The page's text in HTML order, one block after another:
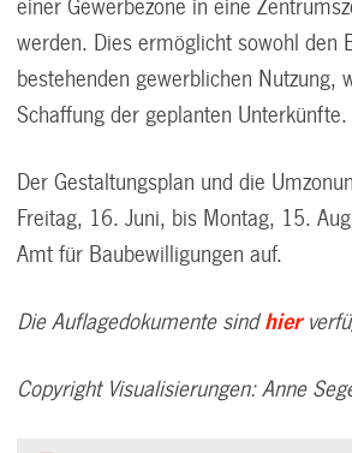
einer Gewerbezone in eine
werden. Dies ermöglicht sowohl den
bestehenden gewerblichen Nutzung,
Schaffung der geplanten Unterkünfte.
Der Gestaltungsplan und die
Freitag, 16. Juni, bis Montag, 15.
Amt für Baubewilligungen auf.
Die Auflagedokumente sind hier
Copyright Visualisierungen: Anne